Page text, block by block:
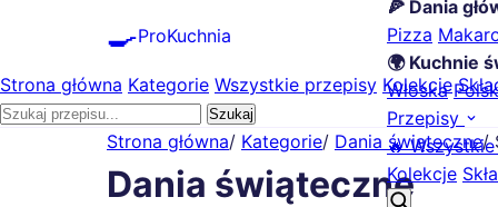
🍳ProKuchnia
🍕 Dania
Pizza
🌍 Kuchnie
Włoska
Przepisy
🔥
Kolekcje
Strona główna Kategorie Wszystkie przepisy Kolekcje
Szukaj
Strona główna/ Kategorie/ Dania świąteczne/
Dania świąteczne